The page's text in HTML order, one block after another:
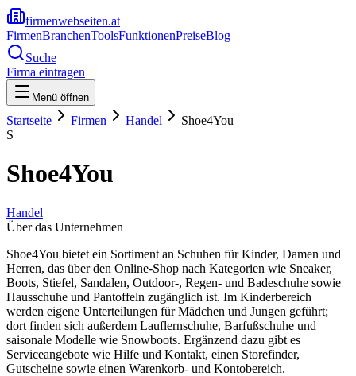
firmenwebseiten.at
FirmenBranchenToolsFunktionenPreiseBlog
Suche
Firma eintragen
Menü öffnen
Startseite Firmen Handel
Shoe4You
S
Shoe4You
Handel
Über das Unternehmen
Shoe4You bietet ein Sortiment an Schuhen für Kinder, Damen und
Herren, das über den Online-Shop nach Kategorien wie Sneaker,
Boots, Stiefel, Sandalen, Outdoor-, Regen- und Badeschuhe sowie
Hausschuhe und Pantoffeln zugänglich ist. Im Kinderbereich
werden eigene Unterteilungen für Mädchen und Jungen geführt;
dort finden sich außerdem Lauflernschuhe, Barfußschuhe und
saisonale Modelle wie Snowboots. Ergänzend dazu gibt es
Serviceangebote wie Hilfe und Kontakt, einen Storefinder,
Gutscheine sowie einen Warenkorb- und Kontobereich.